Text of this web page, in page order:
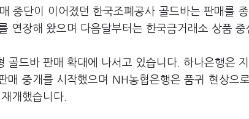
중단이 이어졌던 한국조폐공사 골드바는 판매를
연장해 왔으며 다음달부터는 한국금거래소 상품
골드바 판매 확대에 나서고 있습니다. 하나은행은
매 중개를 시작했으며 NH농협은행은 품귀 현상
개했습니다.